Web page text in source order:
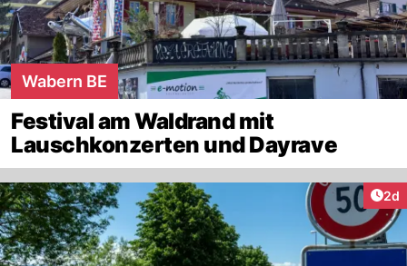
Wabern BE
Festival am Waldrand mit
Lauschkonzerten und Dayrave
2d